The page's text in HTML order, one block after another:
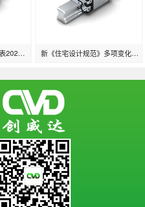
我国广电适配手机类型表2022一览：支撑的手机品牌及晋级时刻发布(2) 新《住宅设计规范》多项变化：2层及以上住宅设置电梯明确担架电梯尺寸…